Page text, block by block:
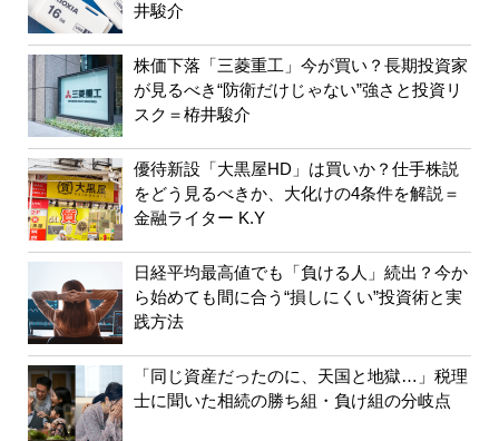
井駿介
株価下落「三菱重工」今が買い？長期投資家
が見るべき“防衛だけじゃない”強さと投資リ
スク＝栫井駿介
優待新設「大黒屋HD」は買いか？仕手株説
をどう見るべきか、大化けの4条件を解説＝
金融ライター K.Y
日経平均最高値でも「負ける人」続出？今か
ら始めても間に合う“損しにくい”投資術と実
践方法
「同じ資産だったのに、天国と地獄…」税理
士に聞いた相続の勝ち組・負け組の分岐点